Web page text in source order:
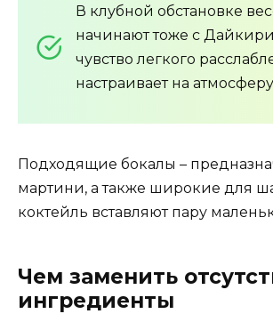
В клубной обстановке
начинают тоже с
чувство легкого
настраивает на
Подходящие бокалы –
мартини, а также широкие для
коктейль вставляют пару
Чем заменить
ингредиенты